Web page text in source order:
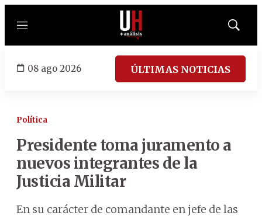
Menú
Mostrar
08 ago 2026 ÚLTIMAS NOTICIAS
Política
Presidente toma juramento a
nuevos integrantes de la
Justicia Militar
En su carácter de comandante en jefe de las